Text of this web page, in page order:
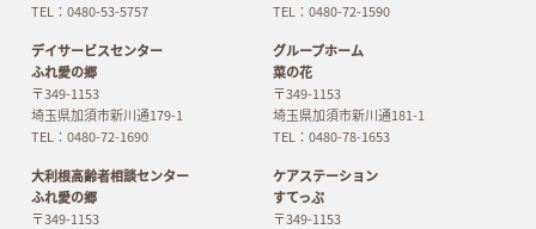
TEL：0480-53-5757
TEL：0480-72-1590
デイサービスセンター
ふれ愛の郷
〒349-1153
埼玉県加須市新川通179-1
TEL：0480-72-1690
グループホーム
菜の花
〒349-1153
埼玉県加須市新川通181-1
TEL：0480-78-1653
大利根高齢者相談センター
ふれ愛の郷
〒349-1153
ケアステーション
すてっぷ
〒349-1153